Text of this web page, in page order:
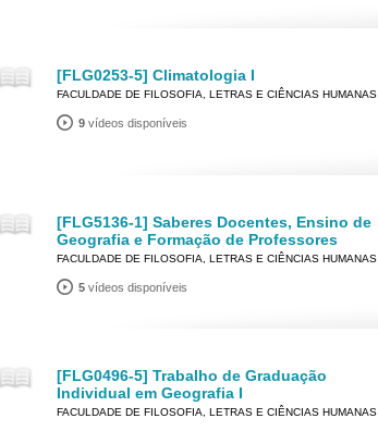
[FLG0253-5] Climatologia I
FACULDADE DE FILOSOFIA, LETRAS E CIÊNCIAS HUMANAS
9 vídeos disponíveis
[FLG5136-1] Saberes Docentes, Ensino de
Geografia e Formação de Professores
FACULDADE DE FILOSOFIA, LETRAS E CIÊNCIAS HUMANAS
5 vídeos disponíveis
[FLG0496-5] Trabalho de Graduação
Individual em Geografia I
FACULDADE DE FILOSOFIA, LETRAS E CIÊNCIAS HUMANAS